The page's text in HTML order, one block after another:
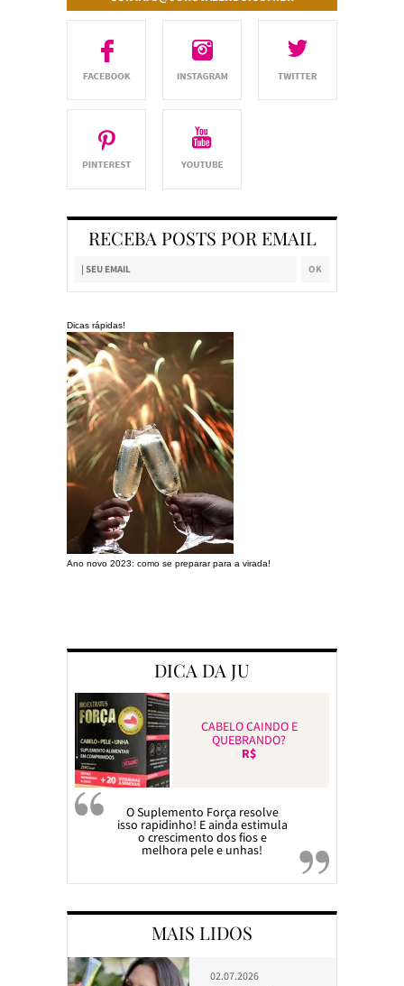
RECEBA POSTS POR EMAIL
Dicas rápidas!
Ano novo 2023: como se preparar para a virada!
DICA DA JU
CABELO CAINDO E
QUEBRANDO?
R$
O Suplemento Força resolve
isso rapidinho! E ainda estimula
o crescimento dos fios e
melhora pele e unhas!
MAIS LIDOS
02.07.2026